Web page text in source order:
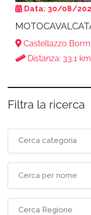
Data: 30/08/
Castellazzo
Distanza: 33.1 km
Filtra la ricerca
Cerca categoria
Cerca Regione